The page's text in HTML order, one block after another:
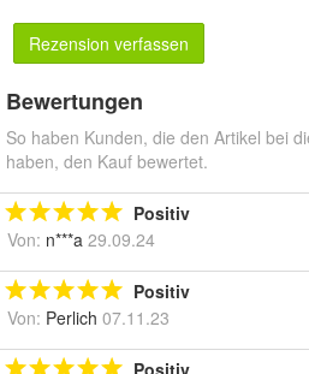
Rezension verfassen
Bewertungen
So haben Kunden, die den Artikel bei
haben, den Kauf bewertet.
Positiv
Von: n***a 29.09.24
Positiv
Von: Perlich 07.11.23
Positiv